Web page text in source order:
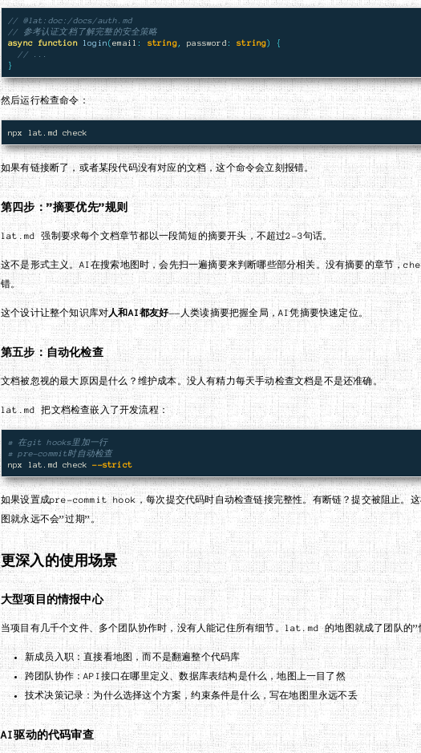
// @lat:doc:/docs/auth.md
// 参考认证文档了解完整的安全策略
async
function login(email : string, password : string)
{
// ...
}
然后运行检查命令：
如果有链接断了，或者某段代码没有对应的文档，这个命令会立刻报错。
第四步：”摘要优先”规则
lat.md 强制要求每个文档章节都以一段简短的摘要开头，不超过2-3句话。
这不是形式主义。AI在搜索地图时，会先扫一遍摘要来判断哪些部分相关。没有摘要的章节，
错。
这个设计让整个知识库对人和AI都友好——人类读摘要把握全局，AI凭摘要快速定位。
第五步：自动化检查
文档被忽视的最大原因是什么？维护成本。没人有精力每天手动检查文档是不是还准确。
lat.md 把文档检查嵌入了开发流程：
# 在git hooks里加一行
# pre-commit时自动检查
npx lat.md check --strict
如果设置成pre-commit hook，每次提交代码时自动检查链接完整性。有断链？提交被阻止。这
图就永远不会”过期”。
更深入的使用场景
大型项目的情报中心
当项目有几千个文件、多个团队协作时，没有人能记住所有细节。lat.md 的地图就成了团队的”
新成员入职：直接看地图，而不是翻遍整个代码库
跨团队协作：API接口在哪里定义、数据库表结构是什么，地图上一目了然
技术决策记录：为什么选择这个方案，约束条件是什么，写在地图里永远不丢
AI驱动的代码审查